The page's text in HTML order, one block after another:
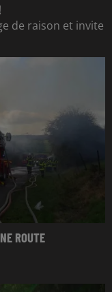
de raison et invite
ROUTE